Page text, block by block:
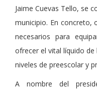
Jaime Cuevas Tello, se
municipio. En concreto,
necesarios para
ofrecer el vital líquido
niveles de preescolar y
A nombre del